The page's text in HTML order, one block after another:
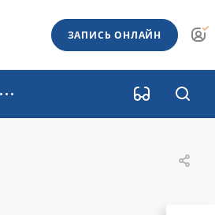
ЗАПИСЬ ОНЛАЙН